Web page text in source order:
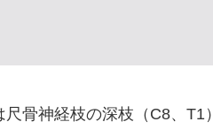
骨神経枝の深枝（C8、T1）